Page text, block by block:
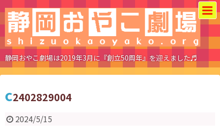
静岡おやこ劇場は2019年3月に『創立50周年』を迎えました♬
c2402829004
2024/5/15